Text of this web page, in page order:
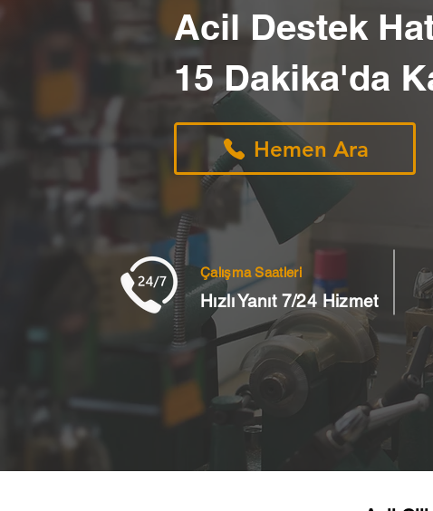
Acil Destek
15 Dakika'da
Hemen Ara
Çalışma Saatleri
Hızlı Yanıt 7/24 Hizmet